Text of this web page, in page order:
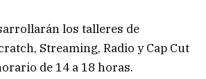
los talleres de
Streaming, Radio y Cap Cut
de 14 a 18 horas.